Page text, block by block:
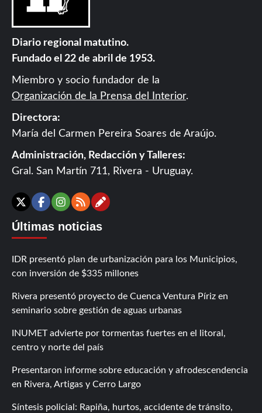
Diario regional matutino.
Fundado el 22 de abril de 1953.
Miembro y socio fundador de la
Organización de la Prensa del Interior.
Directora:
María del Carmen Pereira Soares de Araújo.
Administración, Redacción y Talleres:
Gral. San Martín 711, Rivera - Uruguay.
X Facebook
Instagram
RSSContáctanos
Últimas noticias
IDR presentó plan de urbanización para los Municipios,
con inversión de $335 millones
Rivera presentó proyecto de Cuenca Ventura Píriz en
seminario sobre gestión de aguas urbanas
INUMET advierte por tormentas fuertes en el litoral,
centro y norte del país
Presentaron informe sobre educación y afrodescendencia
en Rivera, Artigas y Cerro Largo
Síntesis policial: Rapiña, hurtos, accidente de tránsito,